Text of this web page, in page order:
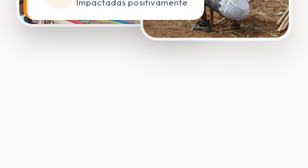
Impactadas positivamente